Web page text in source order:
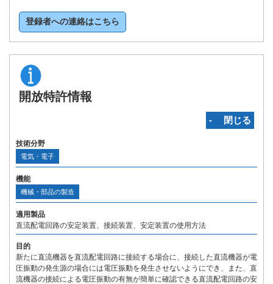
登録者への連絡はこちら
開放特許情報
‐ 閉じる
技術分野
電気・電子
機能
機械・部品の製造
適用製品
直流配電回路の安定装置、接続装置、安定装置の使用方法
目的
新たに直流機器を直流配電回路に接続する場合に、接続した直流機器が電
圧振動の発生源の場合には電圧振動を発生させないようにでき、また、直
流機器の接続による電圧振動の有無が簡単に確認できる直流配電回路の安